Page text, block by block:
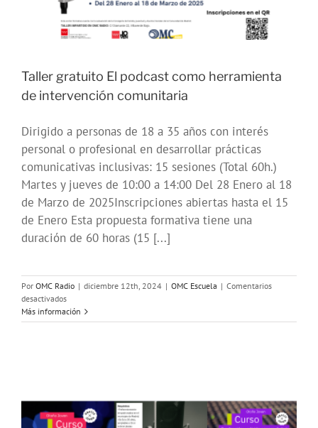
Taller gratuito El podcast como herramienta
de intervención comunitaria
Dirigido a personas de 18 a 35 años con interés
personal o profesional en desarrollar prácticas
comunicativas inclusivas: 15 sesiones (Total 60h.)
Martes y jueves de 10:00 a 14:00 Del 28 Enero al 18
de Marzo de 2025Inscripciones abiertas hasta el 15
de Enero Esta propuesta formativa tiene una
duración de 60 horas (15 [...]
Por OMC Radio | diciembre 12th, 2024 | OMC Escuela | Comentarios
desactivadosen
Taller
gratuito
intervención
comunitaria
Más información